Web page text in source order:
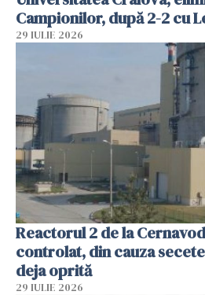
Campionilor, după 2-2 cu
29 IULIE 2026
Reactorul 2 de la
controlat, din cauza
deja oprită
29 IULIE 2026